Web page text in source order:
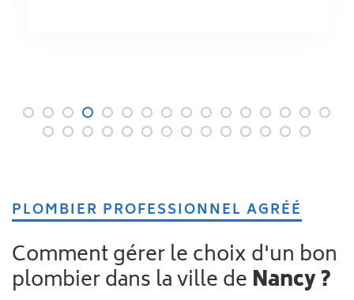
PLOMBIER PROFESSIONNEL AGRÉÉ
Comment gérer le choix d'un bon
plombier dans la ville de Nancy ?